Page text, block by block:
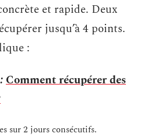
et rapide. Deux
jusqu’à 4 points.
:
Comment récupérer des
sur 2 jours consécutifs.